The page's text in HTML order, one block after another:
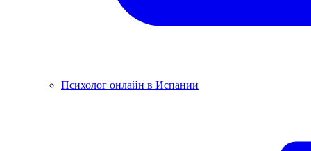
Психолог онлайн в Испании